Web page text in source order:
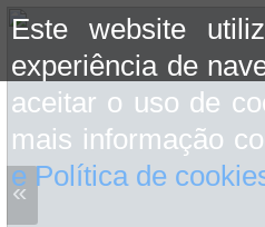
Este website
experiência de
aceitar o uso de
mais informação
e Política de
«